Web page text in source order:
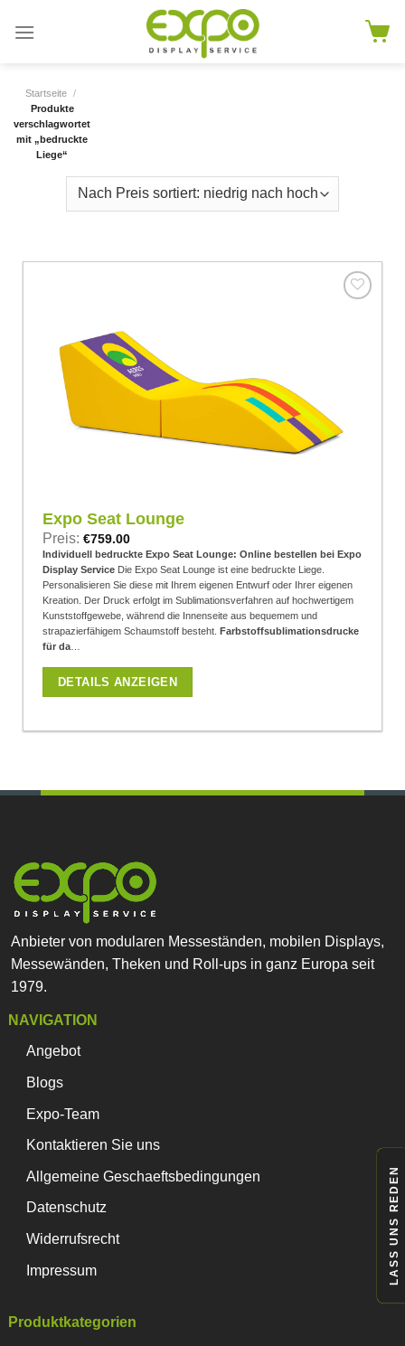
Startseite /
Produkte
verschlagwortet
mit „bedruckte
Liege“
Expo Seat Lounge
Preis: €759.00
Individuell bedruckte Expo Seat Lounge: Online bestellen bei Expo
Display Service Die Expo Seat Lounge ist eine bedruckte Liege.
Personalisieren Sie diese mit Ihrem eigenen Entwurf oder Ihrer eigenen
Kreation. Der Druck erfolgt im Sublimationsverfahren auf hochwertigem
Kunststoffgewebe, während die Innenseite aus bequemem und
strapazierfähigem Schaumstoff besteht.Farbstoffsublimationsdrucke
für da
DETAILS ANZEIGEN
LASS UNS REDEN
Anbieter von modularen Messeständen, mobilen Displays,
Messewänden, Theken und Roll-ups in ganz Europa seit
1979.
NAVIGATION
Angebot
Blogs
Expo-Team
Kontaktieren Sie uns
Allgemeine Geschaeftsbedingungen
Datenschutz
Widerrufsrecht
Impressum
Produktkategorien